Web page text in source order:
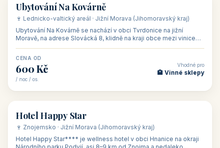
🏡 penzion
Ubytování Na Kovárně
🍷 Lednicko-valtický areál · Jižní Morava (Jihomoravský kraj)
Ubytování Na Kovárně se nachází v obci Tvrdonice na jižní
Moravě, na adrese Slovácká 8, klidně na kraji obce mezi vinicemi,
CENA OD
600 Kč
/ noc / os.
Vhodné pro
🏨 Vinné sklepy
🏨 hotel
Hotel Happy Star
🍷 Znojemsko · Jižní Morava (Jihomoravský kraj)
Hotel Happy Star**** je wellness hotel v obci Hnanice na okraji